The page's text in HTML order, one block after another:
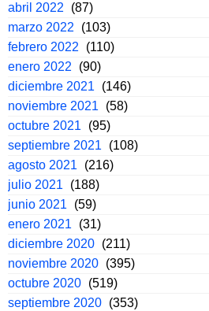
abril 2022
(87)
marzo 2022
(103)
febrero 2022
(110)
enero 2022
(90)
diciembre 2021
(146)
noviembre 2021
(58)
octubre 2021
(95)
septiembre 2021
(108)
agosto 2021
(216)
julio 2021
(188)
junio 2021
(59)
enero 2021
(31)
diciembre 2020 (211)
noviembre 2020 (395)
octubre 2020 (519)
septiembre 2020 (353)